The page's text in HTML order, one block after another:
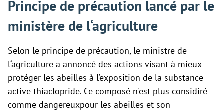
Principe de précaution lancé par le
ministère de l‘agriculture
Selon le principe de précaution, le ministre de
l‘agriculture a annoncé des actions visant à mieux
protéger les abeilles à l’exposition de la substance
active thiaclopride. Ce composé n'est plus considiré
comme dangereuxpour les abeilles et son